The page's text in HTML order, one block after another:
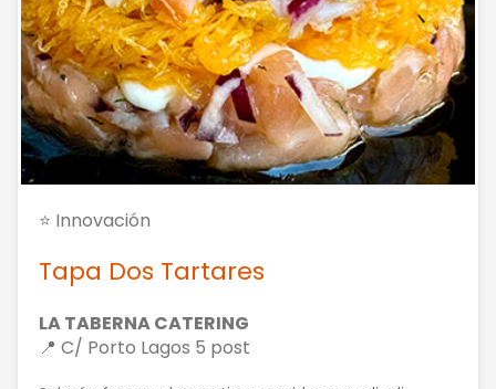
⭐ Innovación
Tapa Dos Tartares
LA TABERNA CATERING
📍 C/ Porto Lagos 5 post